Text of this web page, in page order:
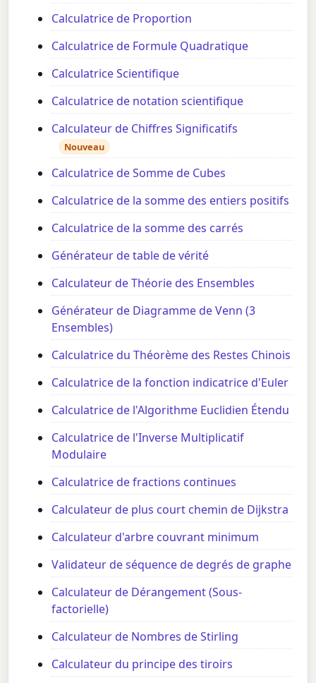
Calculatrice de Proportion
Calculatrice de Formule Quadratique
Calculatrice Scientifique
Calculatrice de notation scientifique
Calculateur de Chiffres Significatifs
Nouveau
Calculatrice de Somme de Cubes
Calculatrice de la somme des entiers positifs
Calculatrice de la somme des carrés
Générateur de table de vérité
Calculateur de Théorie des Ensembles
Générateur de Diagramme de Venn (3
Ensembles)
Calculatrice du Théorème des Restes Chinois
Calculatrice de la fonction indicatrice d'Euler
Calculatrice de l'Algorithme Euclidien Étendu
Calculatrice de l'Inverse Multiplicatif
Modulaire
Calculatrice de fractions continues
Calculateur de plus court chemin de Dijkstra
Calculateur d'arbre couvrant minimum
Validateur de séquence de degrés de graphe
Calculateur de Dérangement (Sous-
factorielle)
Calculateur de Nombres de Stirling
Calculateur du principe des tiroirs